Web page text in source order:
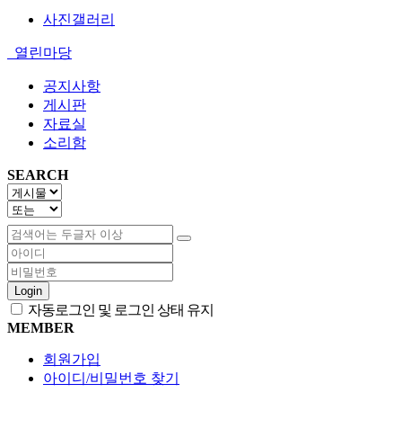
사진갤러리
열린마당
공지사항
게시판
자료실
소리함
SEARCH
Login
자동로그인 및 로그인 상태 유지
MEMBER
회원가입
아이디/비밀번호 찾기